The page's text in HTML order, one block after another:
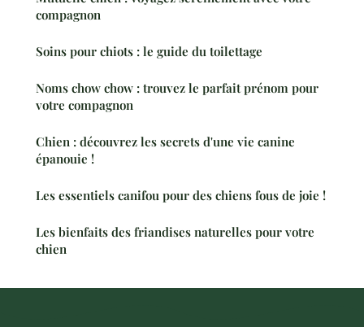
compagnon
Soins pour chiots : le guide du toilettage
Noms chow chow : trouvez le parfait prénom pour
votre compagnon
Chien : découvrez les secrets d'une vie canine
épanouie !
Les essentiels canifou pour des chiens fous de joie !
Les bienfaits des friandises naturelles pour votre
chien